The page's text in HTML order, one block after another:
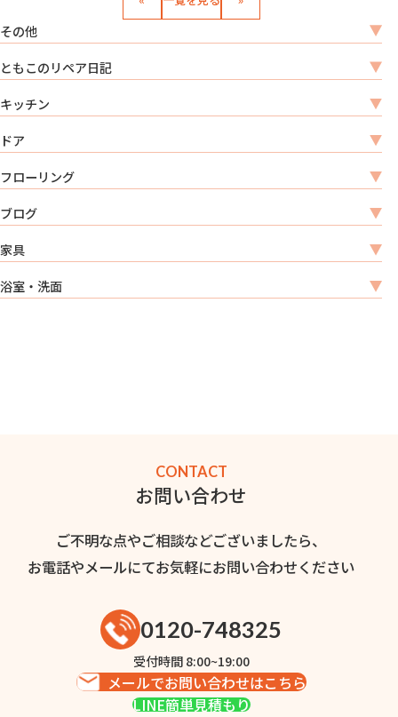
その他
ともこのリペア日記
キッチン
ドア
フローリング
ブログ
家具
浴室・洗面
CONTACT
お問い合わせ
ご不明な点やご相談などございましたら、
お電話やメールにてお気軽にお問い合わせください
0120-748325
受付時間 8:00~19:00
メールでお問い合わせはこちら
LINE簡単見積もり